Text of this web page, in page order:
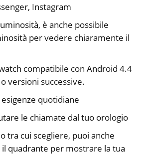
Instagram
è anche possibile
per vedere chiaramente il
compatibile con Android 4.4
versioni successive.
quotidiane
le chiamate dal tuo orologio
tra cui scegliere, puoi anche
quadrante per mostrare la tua